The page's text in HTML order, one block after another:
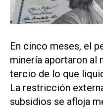
En cinco meses, el
minería aportaron al
tercio de lo que
La restricción
subsidios se afloja